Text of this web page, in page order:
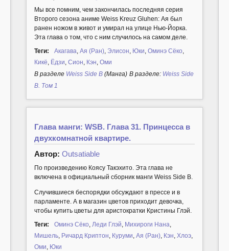
Мы все помним, чем закончилась последняя серия
Второго сезона аниме Weiss Kreuz Gluhen: Ая был
ранен ножом в живот и умирал на улице Нью-Йорка.
Эта глава о том, что с ним случилось на самом деле.
Теги:
Акагава Ая (Ран) Элисон Юки Оминэ Сёко
Кикё Ёдзи Сион Кэн Оми
В разделе Weiss Side B (Манга) В разделе: Weiss Side
B. Том 1
Глава манги: WSB. Глава 31. Принцесса в
двухкомнатной квартире.
Автор: Outsatiable
По произведению Коясу Такэхито. Эта глава не
включена в официальный сборник манги Weiss Side B.
Случившиеся беспорядки обсуждают в прессе и в
парламенте. А в магазин цветов приходит девочка,
чтобы купить цветы для аристократки Кристины Глэй.
Теги:
Оминэ Сёко Леди Глэй Михироги Нана
Мишель Ричард Криптон Куруми Ая (Ран) Кэн Хлоэ
Оми Юки